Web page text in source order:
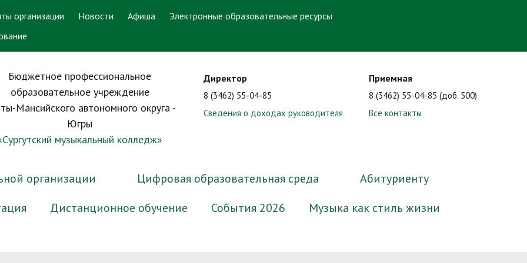
организации Новости Афиша
Электронные образовательные ресурсы
Бюджетное профессиональное
образовательное учреждение
Мансийского автономного округа -
Югры
музыкальный колледж»
Директор
8 (3462) 55-04-85
Сведения о доходах руководителя
Приемная
8 (3462) 55-04-85 (доб. 500)
Все контакты
организации Цифровая образовательная среда Абитуриенту
Дистанционное обучение События 2026 Музыка как стиль жизни